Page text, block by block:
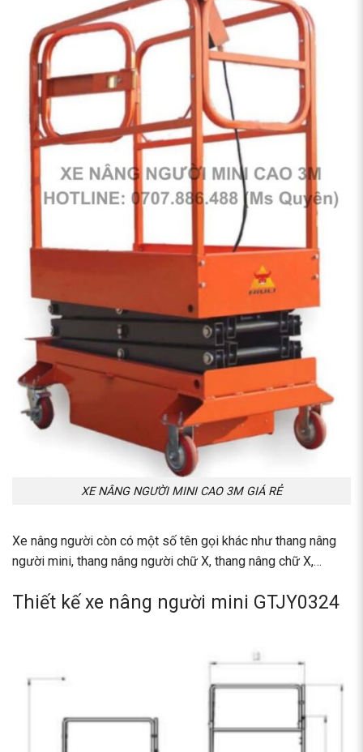
XE NÂNG NGƯỜI MINI CAO 3M GIÁ RẺ
Xe nâng người còn có một số tên gọi khác như thang nâng
người mini, thang nâng người chữ X, thang nâng chữ X,…
Thiết kế xe nâng người mini GTJY0324